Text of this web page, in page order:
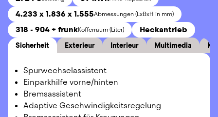
4.233 x 1.836 x 1.555Abmessungen (LxBxH in mm)
318 - 904 + frunkKofferraum (Liter) Heckantrieb
Sicherheit Exterieur Interieur Multimedia
Spurwechselassistent
Einparkhilfe vorne/hinten
Bremsassistent
Adaptive Geschwindigkeitsregelung